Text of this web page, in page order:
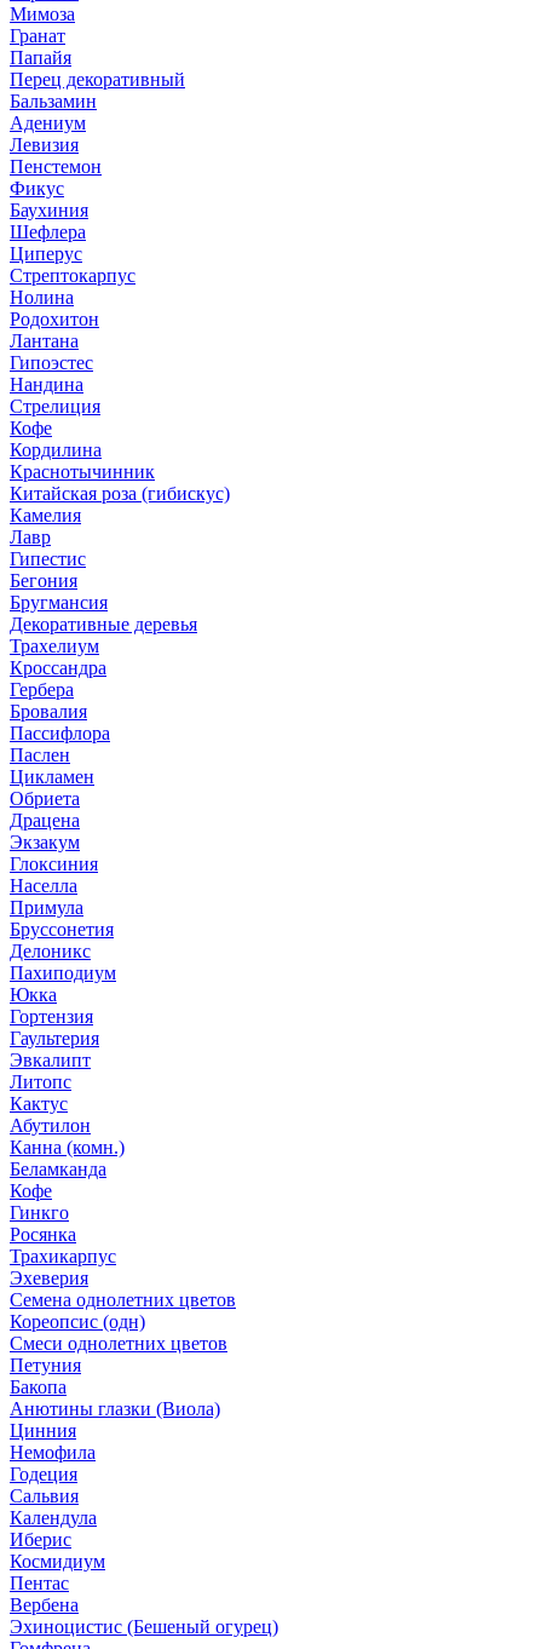
Мимоза
Гранат
Папайя
Перец декоративный
Бальзамин
Адениум
Левизия
Пенстемон
Фикус
Баухиния
Шефлера
Циперус
Стрептокарпус
Нолина
Родохитон
Лантана
Гипоэстес
Нандина
Стрелиция
Кофе
Кордилина
Краснотычинник
Китайская роза (гибискус)
Камелия
Лавр
Гипестис
Бегония
Бругмансия
Декоративные деревья
Трахелиум
Кроссандра
Гербера
Бровалия
Пассифлора
Паслен
Цикламен
Обриета
Драцена
Экзакум
Глоксиния
Населла
Примула
Бруссонетия
Делоникс
Пахиподиум
Юкка
Гортензия
Гаультерия
Эвкалипт
Литопс
Кактус
Абутилон
Канна (комн.)
Беламканда
Кофе
Гинкго
Росянка
Трахикарпус
Эхеверия
Семена однолетних цветов
Кореопсис (одн)
Смеси однолетних цветов
Петуния
Бакопа
Анютины глазки (Виола)
Цинния
Немофила
Годеция
Сальвия
Календула
Иберис
Космидиум
Пентас
Вербена
Эхиноцистис (Бешеный огурец)